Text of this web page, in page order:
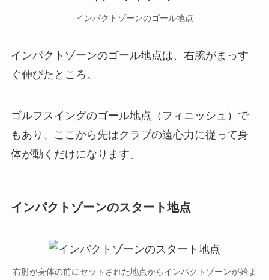
インパクトゾーンのゴール地点
インパクトゾーンのゴール地点は、右腕がまっす
ぐ伸びたところ。
ゴルフスイングのゴール地点（フィニッシュ）で
もあり、ここから先はクラブの遠心力に従って身
体が動くだけになります。
インパクトゾーンのスタート地点
右肘が身体の前にセットされた地点からインパクトゾーンが始ま